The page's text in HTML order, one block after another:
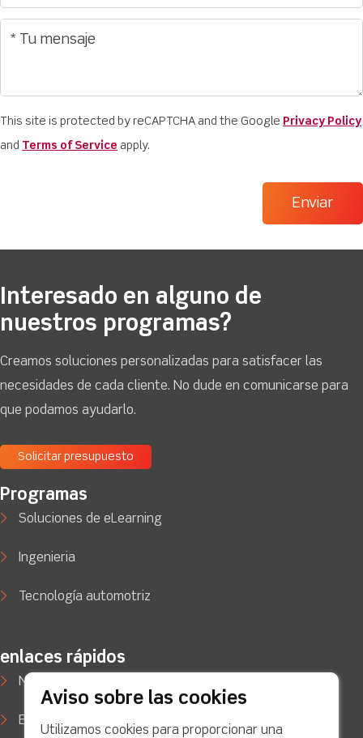
This site is protected by reCAPTCHA and the Google Privacy Policy
and Terms of Service apply.
Interesado en alguno de
nuestros programas?
Creamos soluciones personalizadas para satisfacer las
necesidades de cada cliente. No dude en comunicarse para
que podamos ayudarlo.
Solicitar presupuesto
Programas
Soluciones de eLearning
Ingenieria
Tecnología automotriz
enlaces rápidos
Noticias
Estudios de caso
Aviso sobre las cookies
Utilizamos cookies para proporcionar una